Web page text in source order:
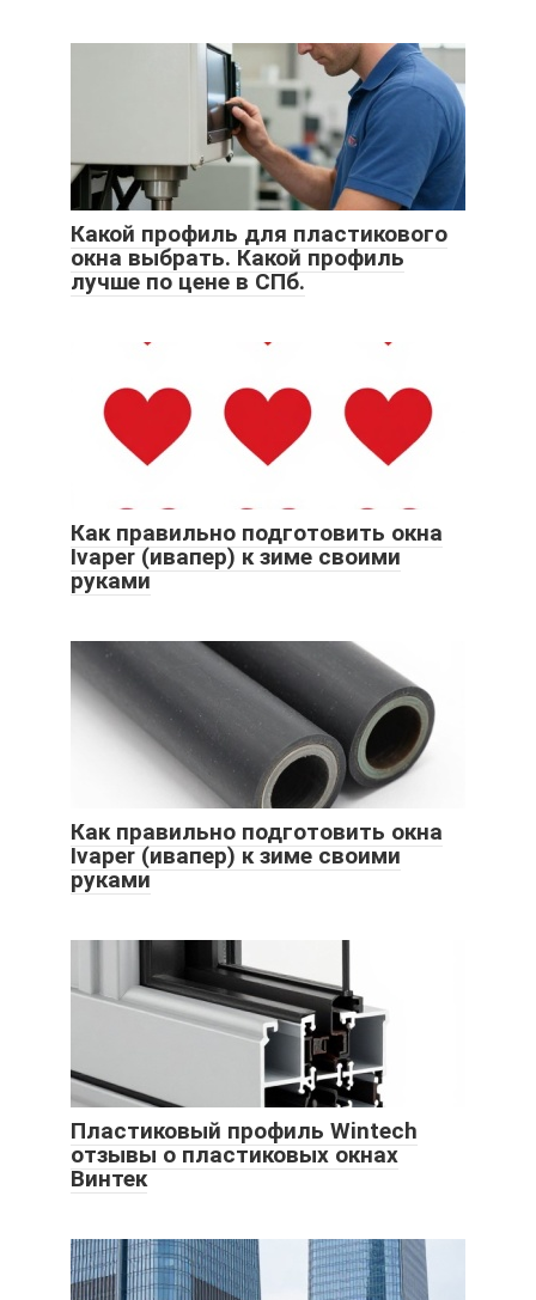
Какой профиль для пластикового
окна выбрать. Какой профиль
лучше по цене в СПб.
Как правильно подготовить окна
Ivaper (ивапер) к зиме своими
руками
Как правильно подготовить окна
Ivaper (ивапер) к зиме своими
руками
Пластиковый профиль Wintech
отзывы о пластиковых окнах
Винтек